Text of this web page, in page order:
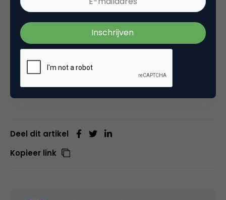
Deel dit artikel
Kopieer link